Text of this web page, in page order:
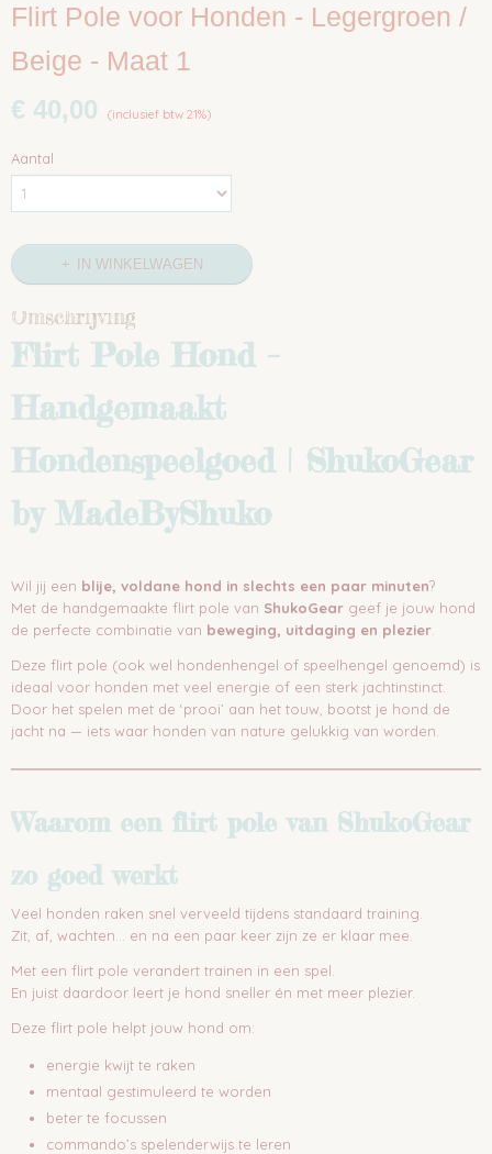
Flirt Pole voor Honden - Legergroen /
Beige - Maat 1
€ 40,00 (inclusief btw 21%)
Aantal
IN WINKELWAGEN
Omschrijving
Flirt Pole Hond –
Handgemaakt
Hondenspeelgoed | ShukoGear
by MadeByShuko
Wil jij een blije, voldane hond in slechts een paar minuten?
Met de handgemaakte flirt pole van ShukoGear geef je jouw hond
de perfecte combinatie van beweging, uitdaging en plezier
Deze flirt pole (ook wel hondenhengel of speelhengel genoemd) is
ideaal voor honden met veel energie of een sterk jachtinstinct.
Door het spelen met de ‘prooi’ aan het touw, bootst je hond de
jacht na — iets waar honden van nature gelukkig van worden.
Waarom een flirt pole van ShukoGear
zo goed werkt
Veel honden raken snel verveeld tijdens standaard training.
Zit, af, wachten… en na een paar keer zijn ze er klaar mee.
Met een flirt pole verandert trainen in een spel.
En juist daardoor leert je hond sneller én met meer plezier.
Deze flirt pole helpt jouw hond om:
energie kwijt te raken
mentaal gestimuleerd te worden
beter te focussen
commando’s spelenderwijs te leren